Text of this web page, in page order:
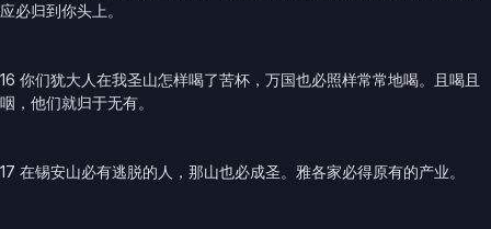
应必归到你头上。
16 你们犹大人在我圣山怎样喝了苦杯，万国也必照样常常地喝。且喝且
咽，他们就归于无有。
17 在锡安山必有逃脱的人，那山也必成圣。雅各家必得原有的产业。